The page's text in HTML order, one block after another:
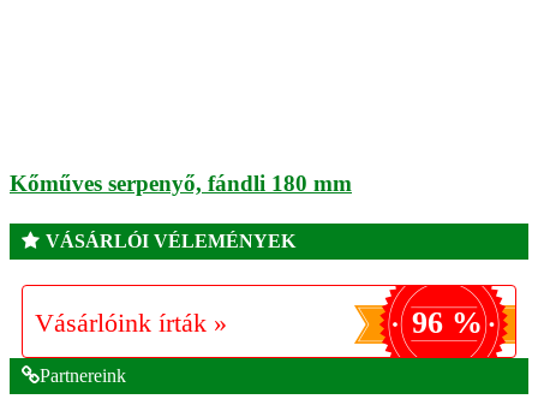
Kőműves serpenyő, fándli 180 mm
VÁSÁRLÓI VÉLEMÉNYEK
Vásárlóink írták » 96 %
Partnereink